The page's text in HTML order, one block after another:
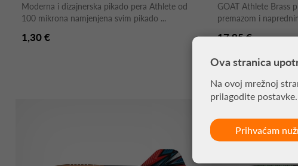
Moderna i dizajnerska pikado pera Athlete od
100 mikrona namjenjena svim pikado ...
1,30 €
GOAT Athlete Brass
premazom i
17,95 €
Ova stranica
Na ovoj mrežnoj
prilagodite postavke.
Prihvaćam